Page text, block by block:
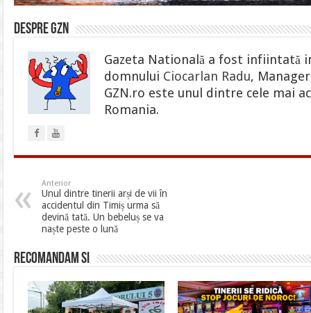
Despre gzn
Gazeta Natională a fost infiintată
domnului Ciocarlan Radu,
GZN.ro este unul dintre cele mai
Romania.
Anterior
Unul dintre tinerii arși de vii în
accidentul din Timiș urma să
devină tată. Un bebeluș se va
naște peste o lună
Recomandam si